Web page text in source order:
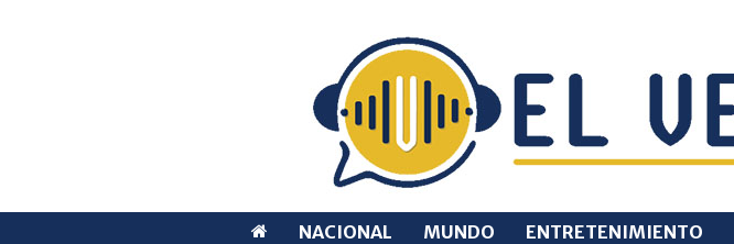
NACIONAL MUNDO ENTRETENIMIENTO